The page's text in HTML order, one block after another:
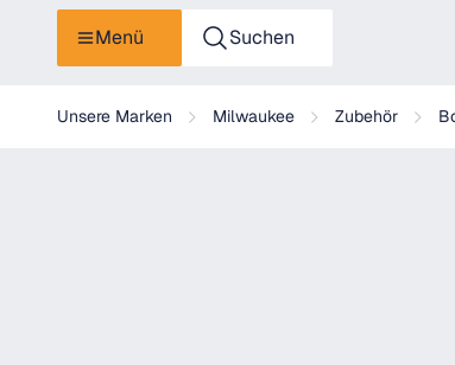
Menü Suchen
Unsere Marken Milwaukee Zubehör
Milwaukee - ZENTRIERBOHRER-ADAPTER KURZ